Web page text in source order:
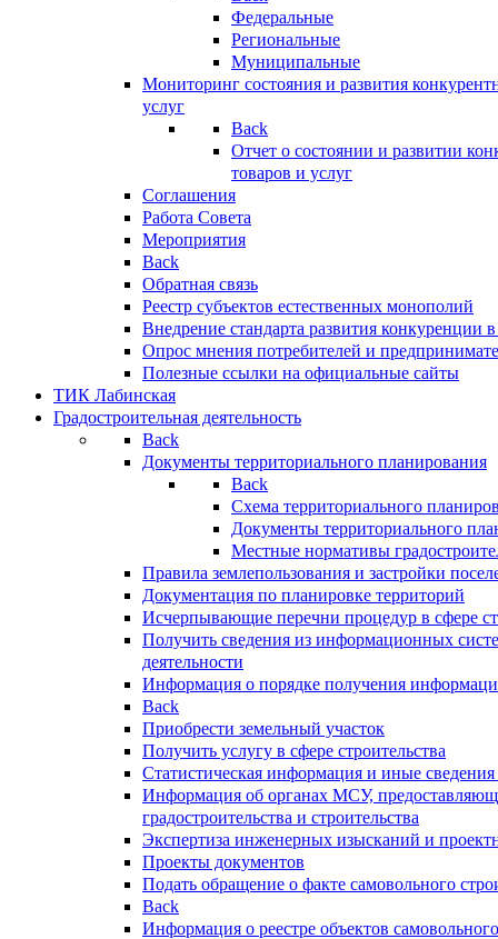
Федеральные
Региональные
Муниципальные
Мониторинг состояния и развития
услуг
Back
Отчет о состоянии и развитии
товаров и услуг
Соглашения
Работа Совета
Мероприятия
Back
Обратная связь
Реестр субъектов естественных монополий
Внедрение стандарта развития конкуренции
Опрос мнения потребителей и
Полезные ссылки на официальные сайты
ТИК Лабинская
Градостроительная деятельность
Back
Документы территориального планирования
Back
Схема территориального
Документы территориального
Местные нормативы
Правила землепользования и застройки
Документация по планировке территорий
Исчерпывающие перечни процедур в сфере
Получить сведения из информационных
деятельности
Информация о порядке получения
Back
Приобрести земельный участок
Получить услугу в сфере строительства
Статистическая информация и иные сведения
Информация об органах МСУ,
градостроительства и строительства
Экспертиза инженерных изысканий и
Проекты документов
Подать обращение о факте самовольного
Back
Информация о реестре объектов